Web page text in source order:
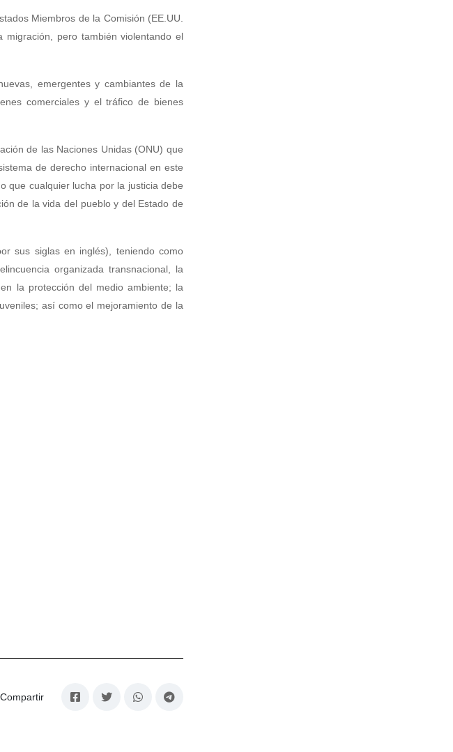
Miembros de la Comisión (EE.UU.
pero también violentando el
emergentes y cambiantes de la
comerciales y el tráfico de bienes
de las Naciones Unidas (ONU) que
de derecho internacional en este
que cualquier lucha por la justicia debe
de la vida del pueblo y del Estado de
sus siglas en inglés), teniendo como
organizada transnacional, la
la protección del medio ambiente; la
así como el mejoramiento de la
Compartir